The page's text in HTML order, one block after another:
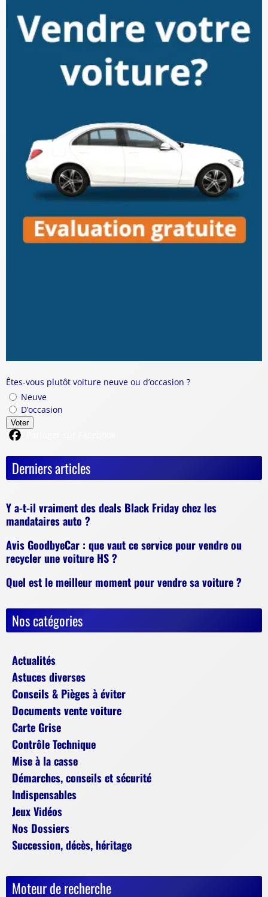
Êtes-vous plutôt voiture neuve ou d’occasion ?
Neuve
D’occasion
Voter
Derniers articles
Y a-t-il vraiment des deals Black Friday chez les
mandataires auto ?
Avis GoodbyeCar : que vaut ce service pour vendre ou
recycler une voiture HS ?
Quel est le meilleur moment pour vendre sa voiture ?
Nos catégories
Actualités
Astuces diverses
Conseils & Pièges à éviter
Documents vente voiture
Carte Grise
Contrôle Technique
Mise à la casse
Démarches, conseils et sécurité
Indispensables
Jeux Vidéos
Nos Dossiers
Succession, décès, héritage
Moteur de recherche